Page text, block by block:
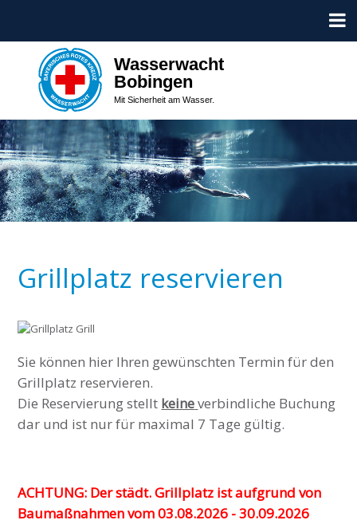
Wasserwacht
Bobingen
Mit Sicherheit am Wasser.
Grillplatz reservieren
Sie können hier Ihren gewünschten Termin für den
Grillplatz reservieren.
Die Reservierung stellt keineverbindliche Buchung
dar und ist nur für maximal 7 Tage gültig.
ACHTUNG: Der städt. Grillplatz ist aufgrund von
Baumaßnahmen vom 03.08.2026 - 30.09.2026